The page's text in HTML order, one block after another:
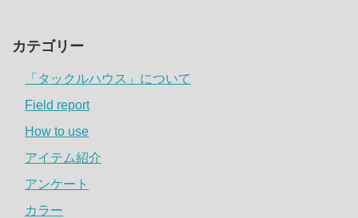
カテゴリー
「タックルハウス」について
Field report
How to use
アイテム紹介
アンケート
カラー